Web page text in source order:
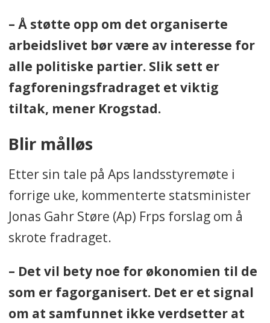
– Å støtte opp om det organiserte
arbeidslivet bør være av interesse for
alle politiske partier. Slik sett er
fagforeningsfradraget et viktig
tiltak, mener Krogstad.
Blir målløs
Etter sin tale på Aps landsstyremøte i
forrige uke, kommenterte statsminister
Jonas Gahr Støre (Ap) Frps forslag om å
skrote fradraget.
– Det vil bety noe for økonomien til de
som er fagorganisert. Det er et signal
om at samfunnet ikke verdsetter at